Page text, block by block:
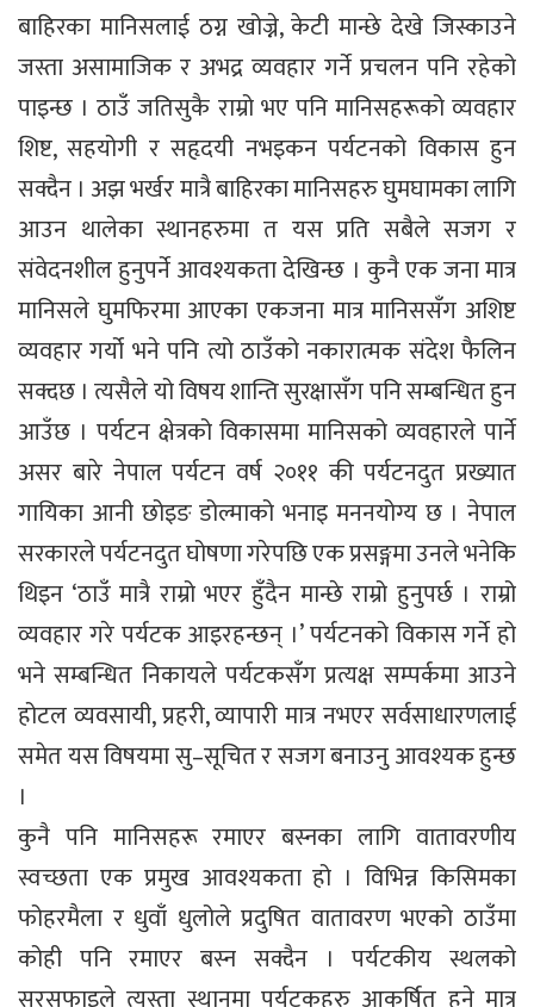
बाहिरका मानिसलाई ठग्न खोज्ने, केटी मान्छे देखे जिस्काउने
जस्ता असामाजिक र अभद्र व्यवहार गर्ने प्रचलन पनि रहेको
पाइन्छ । ठाउँ जतिसुकै राम्रो भए पनि मानिसहरूको व्यवहार
शिष्ट, सहयोगी र सहृदयी नभइकन पर्यटनको विकास हुन
सक्दैन । अझ भर्खर मात्रै बाहिरका मानिसहरु घुमघामका लागि
आउन थालेका स्थानहरुमा त यस प्रति सबैले सजग र
संवेदनशील हुनुपर्ने आवश्यकता देखिन्छ । कुनै एक जना मात्र
मानिसले घुमफिरमा आएका एकजना मात्र मानिससँग अशिष्ट
व्यवहार गर्यो भने पनि त्यो ठाउँको नकारात्मक संदेश फैलिन
सक्दछ । त्यसैले यो विषय शान्ति सुरक्षासँग पनि सम्बन्धित हुन
आउँछ । पर्यटन क्षेत्रको विकासमा मानिसको व्यवहारले पार्ने
असर बारे नेपाल पर्यटन वर्ष २०११ की पर्यटनदुत प्रख्यात
गायिका आनी छोइङ डोल्माको भनाइ मननयोग्य छ । नेपाल
सरकारले पर्यटनदुत घोषणा गरेपछि एक प्रसङ्गमा उनले भनेकि
थिइन ‘ठाउँ मात्रै राम्रो भएर हुँदैन मान्छे राम्रो हुनुपर्छ । राम्रो
व्यवहार गरे पर्यटक आइरहन्छन् ।’ पर्यटनको विकास गर्ने हो
भने सम्बन्धित निकायले पर्यटकसँग प्रत्यक्ष सम्पर्कमा आउने
होटल व्यवसायी, प्रहरी, व्यापारी मात्र नभएर सर्वसाधारणलाई
समेत यस विषयमा सु–सूचित र सजग बनाउनु आवश्यक हुन्छ
।
कुनै पनि मानिसहरू रमाएर बस्नका लागि वातावरणीय
स्वच्छता एक प्रमुख आवश्यकता हो । विभिन्न किसिमका
फोहरमैला र धुवाँ धुलोले प्रदुषित वातावरण भएको ठाउँमा
कोही पनि रमाएर बस्न सक्दैन । पर्यटकीय स्थलको